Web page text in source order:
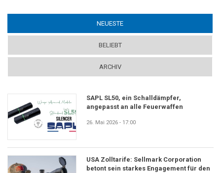
NEUESTE
BELIEBT
ARCHIV
SAPL SL50, ein Schalldämpfer,
angepasst an alle Feuerwaffen
26. Mai 2026 - 17:00
USA Zolltarife: Sellmark Corporation
betont sein starkes Engagement für den